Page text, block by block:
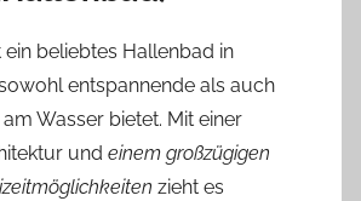
ein beliebtes Hallenbad in
entspannende als auch
Wasser bietet. Mit einer
und einem großzügigen
zieht es